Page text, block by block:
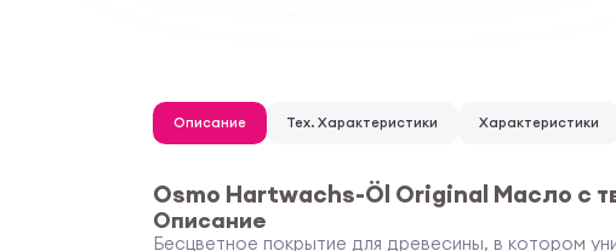
Описание Тех. Характеристики Характеристики
Osmo Hartwachs-Öl Original Масло с
Описание
Бесцветное покрытие для древесины, в котором